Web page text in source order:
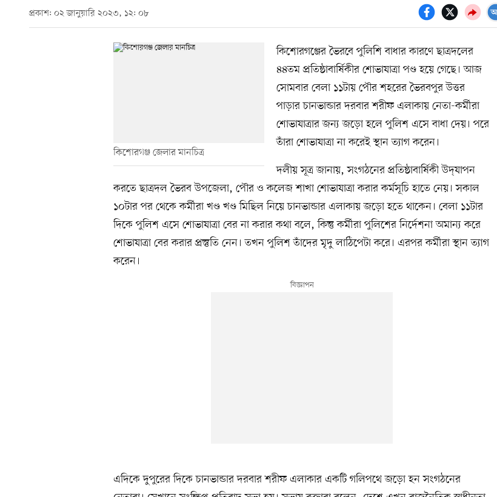
প্রকাশ: ০২ জানুয়ারি ২০২৩, ১২: ০৮
কিশোরগঞ্জ জেলার মানচিত্র
কিশোরগঞ্জের ভৈরবে পুলিশি বাধার কারণে ছাত্রদলের
৪৪তম প্রতিষ্ঠাবার্ষিকীর শোভাযাত্রা পণ্ড হয়ে গেছে। আজ
সোমবার বেলা ১১টায় পৌর শহরের ভৈরবপুর উত্তর
পাড়ার চানভান্ডার দরবার শরীফ এলাকায় নেতা-কর্মীরা
শোভাযাত্রার জন্য জড়ো হলে পুলিশ এসে বাধা দেয়। পরে
তাঁরা শোভাযাত্রা না করেই স্থান ত্যাগ করেন।
দলীয় সূত্র জানায়, সংগঠনের প্রতিষ্ঠাবার্ষিকী উদ্‌যাপন
করতে ছাত্রদল ভৈরব উপজেলা, পৌর ও কলেজ শাখা শোভাযাত্রা করার কর্মসূচি হাতে নেয়। সকাল
১০টার পর থেকে কর্মীরা খণ্ড খণ্ড মিছিল নিয়ে চানভান্ডার এলাকায় জড়ো হতে থাকেন। বেলা ১১টার
দিকে পুলিশ এসে শোভাযাত্রা বের না করার কথা বলে, কিন্তু কর্মীরা পুলিশের নির্দেশনা অমান্য করে
শোভাযাত্রা বের করার প্রস্তুতি নেন। তখন পুলিশ তাঁদের মৃদু লাঠিপেটা করে। এরপর কর্মীরা স্থান ত্যাগ
করেন।
এদিকে দুপুরের দিকে চানভান্ডার দরবার শরীফ এলাকার একটি গলিপথে জড়ো হন সংগঠনের